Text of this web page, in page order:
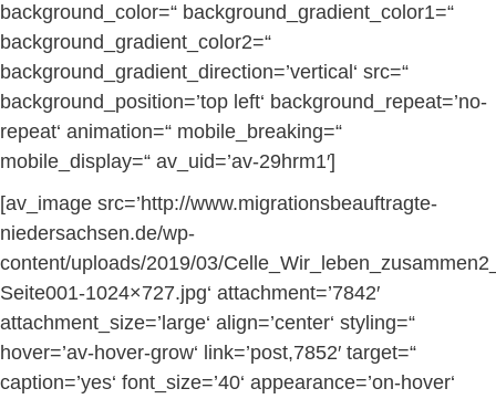
background_color=“ background_gradient_color1=“
background_gradient_color2=“
background_gradient_direction=’vertical‘ src=“
background_position=’top left‘ background_repeat=’no-
repeat‘ animation=“ mobile_breaking=“
mobile_display=“ av_uid=’av-29hrm1′]
[av_image src=’http://www.migrationsbeauftragte-
niedersachsen.de/wp-
content/uploads/2019/03/
Seite001-1024×727.jpg‘ attachment=’7842′
attachment_size=’large‘ align=’center‘ styling=“
hover=’av-hover-grow‘ link=’post,7852′ target=“
caption=’yes‘ font_size=’40‘ appearance=’on-hover‘